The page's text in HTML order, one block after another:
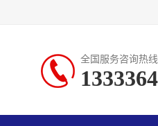
全国服务咨询热